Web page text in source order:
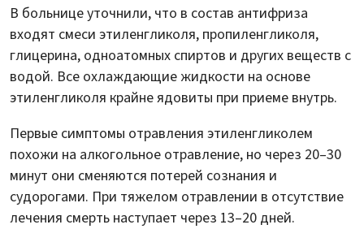
В больнице уточнили, что в состав антифриза
входят смеси этиленгликоля, пропиленгликоля,
глицерина, одноатомных спиртов и других веществ с
водой. Все охлаждающие жидкости на основе
этиленгликоля крайне ядовиты при приеме внутрь.
Первые симптомы отравления этиленгликолем
похожи на алкогольное отравление, но через 20–30
минут они сменяются потерей сознания и
судорогами. При тяжелом отравлении в отсутствие
лечения смерть наступает через 13–20 дней.